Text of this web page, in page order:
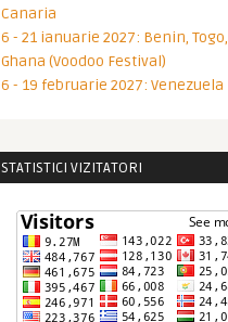
Canaria
6 - 21 ianuarie 2027: Benin, Togo,
Ghana (Voodoo Festival)
6 - 19 februarie 2027: Venezuela
STATISTICI VIZITATORI